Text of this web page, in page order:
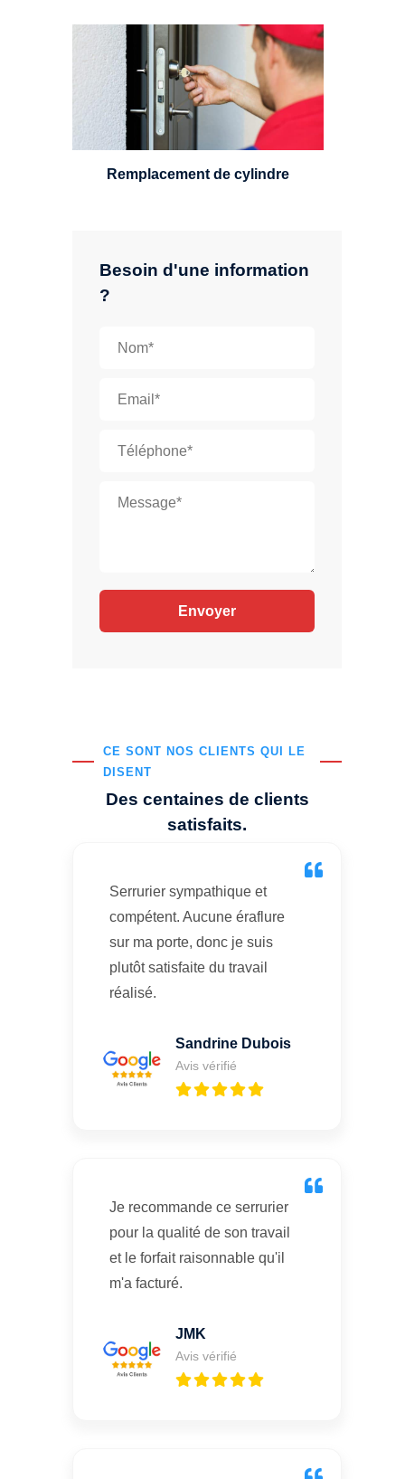
Besoin d'une information
?
CE SONT NOS CLIENTS QUI LE
DISENT
Des centaines de clients
satisfaits.
Serrurier sympathique et
compétent. Aucune éraflure
sur ma porte, donc je suis
plutôt satisfaite du travail
réalisé.
Sandrine Dubois
Avis vérifié
Je recommande ce serrurier
pour la qualité de son travail
et le forfait raisonnable qu'il
m'a facturé.
JMK
Avis vérifié
Un serrurier sera en mesure de
choisir et remplacer un cylindre
standard, à 5 leviers ou à 3
leviers, Mul-T-Lock ou encore
multipoints.
Remplacement de cylindre